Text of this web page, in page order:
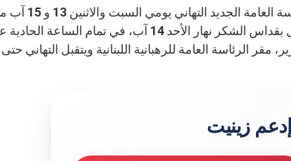
يتقبل قدس الأب
الظهر حتى السادسة مساء، كما يحتفل بقداس الشكر نهار الأحد 14
إدعم زينيت